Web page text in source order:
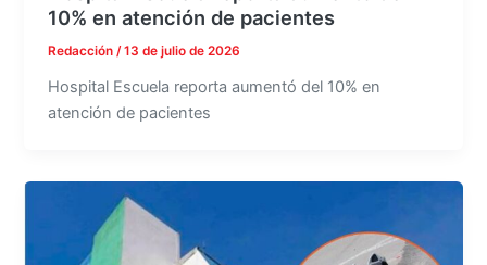
10% en atención de pacientes
Redacción/13 de julio de 2026
Hospital Escuela reporta aumentó del 10% en
atención de pacientes